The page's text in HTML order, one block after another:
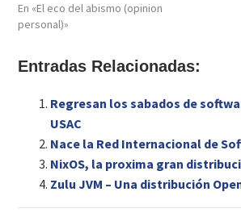
En «El eco del abismo (opinion
personal)»
Entradas Relacionadas:
Regresan los sabados de
USAC
Nace la Red Internacional de
NixOS, la proxima gran
Zulu JVM – Una distribución